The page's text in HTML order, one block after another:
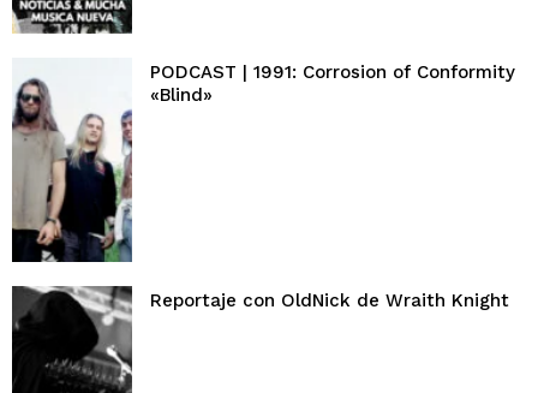
PODCAST | 1991: Corrosion of Conformity
«Blind»
Reportaje con OldNick de Wraith Knight